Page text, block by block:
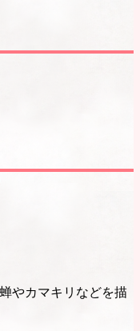
やカマキリなどを描